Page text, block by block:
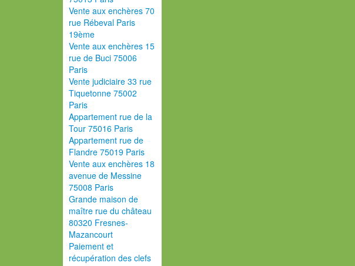
Vente aux enchères 70
rue Rébeval Paris
19ème
Vente aux enchères 15
rue de Buci 75006
Paris
Vente judiciaire 33 rue
Tiquetonne 75002
Paris
Appartement rue de la
Tour 75016 Paris
Appartement rue de
Flandre 75019 Paris
Vente aux enchères 18
avenue de Messine
75008 Paris
Grande maison de
maître rue du château
80320 Fresnes-
Mazancourt
Paiement et
récupération des clefs